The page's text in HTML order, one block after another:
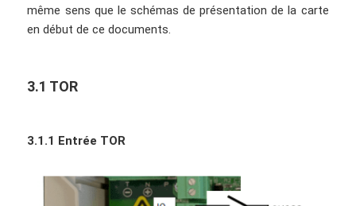
même sens que le schémas de présentation de la carte
en début de ce documents.
3.1 TOR
3.1.1 Entrée TOR